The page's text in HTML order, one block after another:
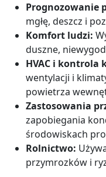
Prognozowanie
mgłę, deszcz i
Komfort ludzi:
duszne,
HVAC i kontrola
wentylacji i
powietrza
Zastosowania
zapobiegania
środowiskach
Rolnictwo:
przymrozków i